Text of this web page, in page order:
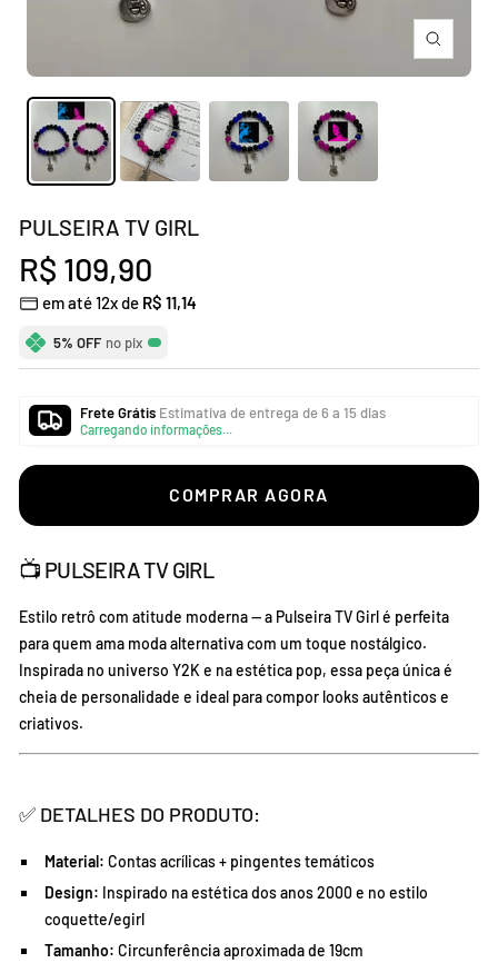
Zoom
PULSEIRA TV GIRL
Preço
promocional
R$ 109,90
em até 12x de R$ 11,14
5% OFF no pix
Frete Grátis Estimativa de entrega de 6 a 15 dias
Carregando informações...
COMPRAR AGORA
📺 PULSEIRA TV GIRL
Estilo retrô com atitude moderna — a Pulseira TV Girl é perfeita
para quem ama moda alternativa com um toque nostálgico.
Inspirada no universo Y2K e na estética pop, essa peça única é
cheia de personalidade e ideal para compor looks autênticos e
criativos.
✅ DETALHES DO PRODUTO:
Material: Contas acrílicas + pingentes temáticos
Design: Inspirado na estética dos anos 2000 e no estilo
coquette/egirl
Tamanho: Circunferência aproximada de 19cm